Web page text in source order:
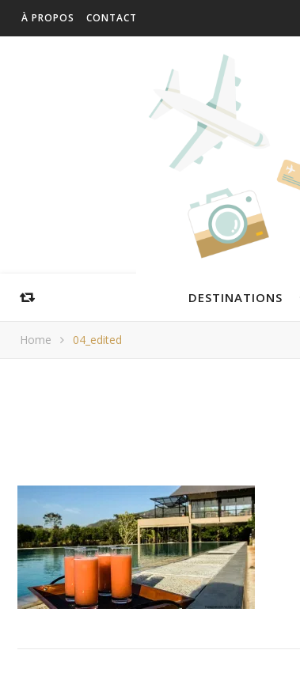
À PROPOS CONTACT
DESTINATIONS
Home 04_edited